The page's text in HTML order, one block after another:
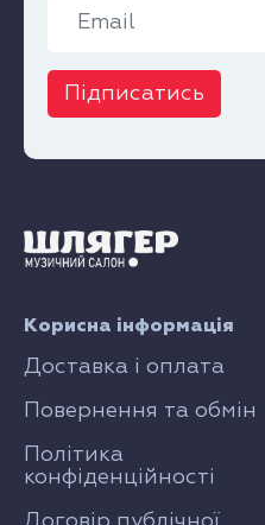
Підписатись
Корисна інформація
Доставка і оплата
Повернення та обмін
Політика
конфіденційності